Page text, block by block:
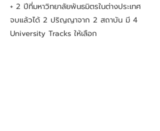
+ 2 ปีที่มหาวิทยาลัยพันธมิตรในต่างประเทศ
จบแล้วได้ 2 ปริญญาจาก 2 สถาบัน มี 4
University Tracks ให้เลือก